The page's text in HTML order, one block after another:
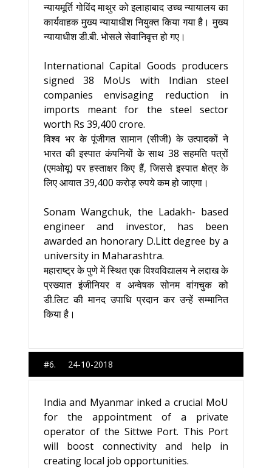
न्यायमूर्ति गोविंद माथुर को इलाहाबाद उच्च न्यायालय का
कार्यवाहक मुख्य न्यायाधीश नियुक्त किया गया है। मुख्य
न्यायाधीश डी.बी. भोसले सेवानिवृत्त हो गए।
International Capital Goods producers
signed 38 MoUs with Indian steel
companies envisaging reduction in
imports meant for the steel sector
worth Rs 39,400 crore.
विश्‍व भर के पूंजीगत सामान (सीजी) के उत्‍पादकों ने
भारत की इस्‍पात कंपनियों के साथ 38 सहमति पत्रों
(एमओयू) पर हस्‍ताक्षर किए हैं, जिससे इस्‍पात क्षेत्र के
लिए आयात 39,400 करोड़ रुपये कम हो जाएगा।
Sonam Wangchuk, the Ladakh- based
engineer and investor, has been
awarded an honorary D.Litt degree by a
university in Maharashtra.
महाराष्ट्र के पुणे में स्थित एक विश्वविद्यालय ने लद्दाख के
प्रख्यात इंजीनियर व अन्वेषक सोनम वांगचुक को
डी.लिट की मानद उपाधि प्रदान कर उन्हें सम्मानित
किया है।
#6. 24-10-2018
India and Myanmar inked a crucial MoU
for the appointment of a private
operator of the Sittwe Port. This Port
will boost connectivity and help in
creating local job opportunities.